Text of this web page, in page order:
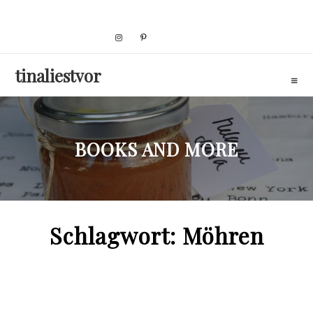
tinaliestvor
BOOKS AND MORE
Schlagwort: Möhren